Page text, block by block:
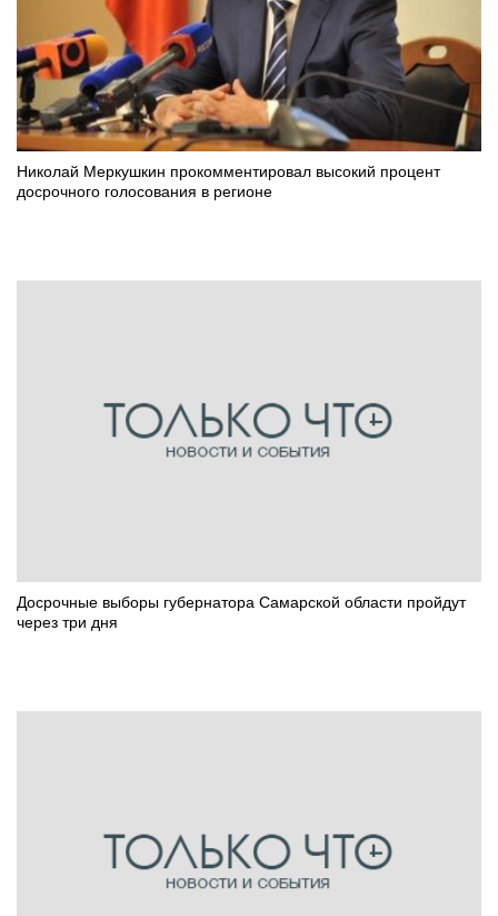
Николай Меркушкин прокомментировал высокий процент
досрочного голосования в регионе
Досрочные выборы губернатора Самарской области пройдут
через три дня